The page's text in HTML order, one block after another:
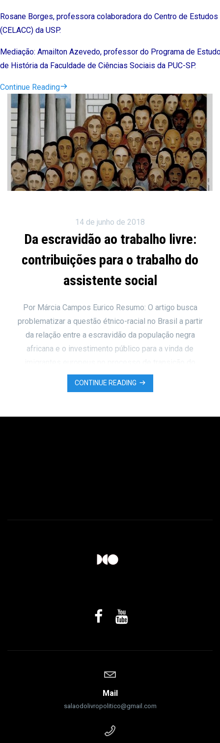
Rosane Borges, professora colaboradora do Centro de
(CELACC) da USP.
Mediação: Amailton Azevedo, professor do Programa de
de História da Faculdade de Ciências Sociais da PUC-SP.
Continue Reading
14 de junho de 2018
Da escravidão ao trabalho livre:
contribuições para o trabalho do
assistente social
Por Márcia Campos Eurico Resumo: O artigo busca
problematizar a questão étnico-racial no Brasil a partir
da relação entre a escravidão da população negra
africana e o investimento público para a vinda de
trabalho escravo para o trabalho livre, ao longo do
CONTINUE READING
Mail
salaodolivropolitico@gmail.com